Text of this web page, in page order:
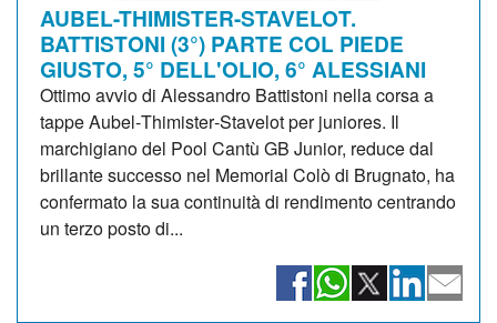
AUBEL-THIMISTER-STAVELOT.
BATTISTONI (3°) PARTE COL PIEDE
GIUSTO, 5° DELL'OLIO, 6° ALESSIANI
Ottimo avvio di Alessandro Battistoni nella corsa a
tappe Aubel‑Thimister‑Stavelot per juniores. Il
marchigiano del Pool Cantù GB Junior, reduce dal
brillante successo nel Memorial Colò di Brugnato, ha
confermato la sua continuità di rendimento centrando
un terzo posto di...